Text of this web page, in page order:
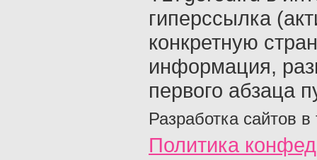
гиперссылка
конкретную
информация,
первого абзаца
Разработка сайтов в
Политика